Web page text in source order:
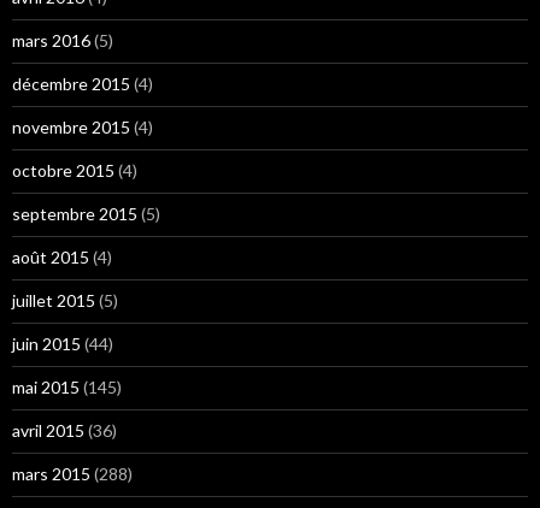
mars 2016(5)
décembre 2015 (4)
novembre 2015 (4)
octobre 2015 (4)
septembre 2015 (5)
août 2015 (4)
juillet 2015 (5)
juin 2015 (44)
mai 2015 (145)
avril 2015 (36)
mars 2015 (288)